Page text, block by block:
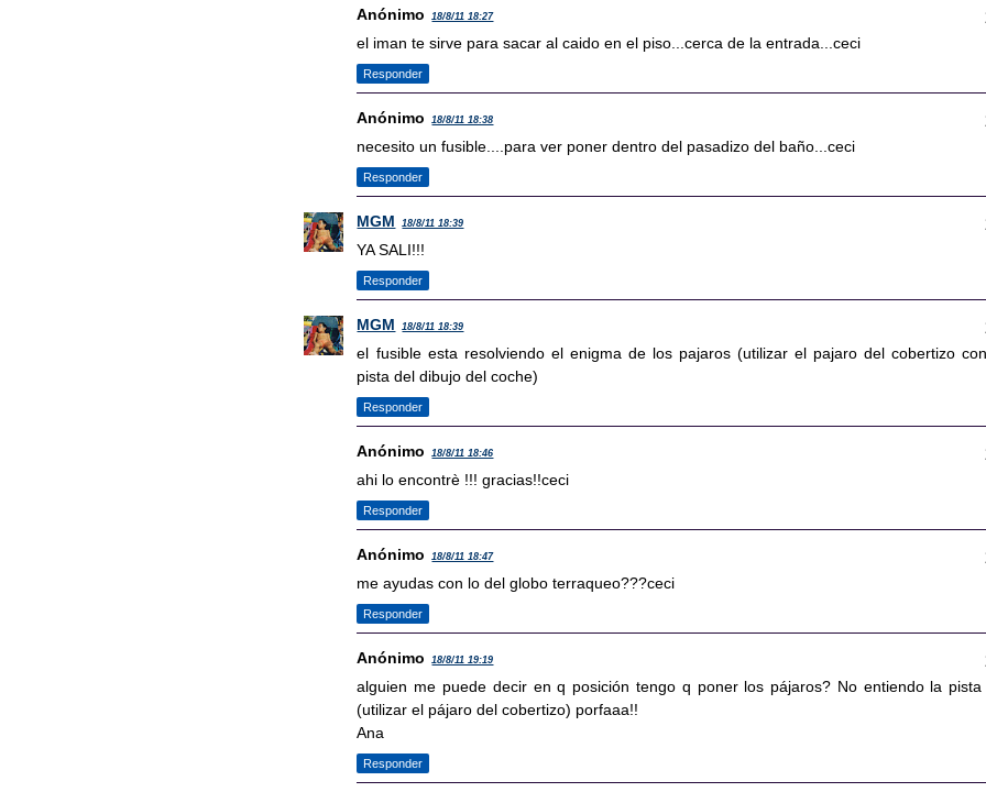
Anónimo 18/8/11 18:27
el iman te sirve para sacar al caido en el piso...cerca de la entrada...ceci
Responder
Anónimo 18/8/11 18:38
necesito un fusible....para ver poner dentro del pasadizo del baño...ceci
Responder
MGM 18/8/11 18:39
YA SALI!!!
Responder
MGM 18/8/11 18:39
el fusible esta resolviendo el enigma de los pajaros (utilizar el pajaro del cobertizo
pista del dibujo del coche)
Responder
Anónimo 18/8/11 18:46
ahi lo encontrè !!! gracias!!ceci
Responder
Anónimo 18/8/11 18:47
me ayudas con lo del globo terraqueo???ceci
Responder
Anónimo 18/8/11 19:19
alguien me puede decir en q posición tengo q poner los pájaros? No entiendo la pista
(utilizar el pájaro del cobertizo) porfaaa!!
Ana
Responder